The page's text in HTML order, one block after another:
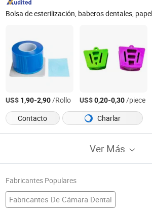
US$ 1,90-2,90/Rollo US$0,20-0,30/piece
Contacto
Charlar
Ver Más
Fabricantes Populares
Fabricantes De Cámara Dental